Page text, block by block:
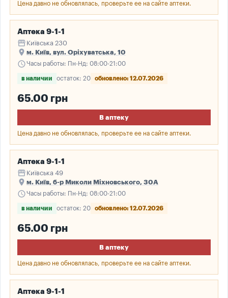
Цена давно не обновлялась, проверьте ее на сайте аптеки.
Аптека 9-1-1
storefront Київська 230
place м. Київ, вул. Оріхуватська, 10
scheduleЧасы работы: Пн-Нд: 08:00-21:00
в наличии остаток: 20 обновлено: 12.07.2026
65.00 грн
В аптеку
Цена давно не обновлялась, проверьте ее на сайте аптеки.
Аптека 9-1-1
storefront Київська 49
place м. Київ, б-р Миколи Міхновського, 30А
scheduleЧасы работы: Пн-Нд: 08:00-21:00
в наличии остаток: 20 обновлено: 12.07.2026
65.00 грн
В аптеку
Цена давно не обновлялась, проверьте ее на сайте аптеки.
Аптека 9-1-1